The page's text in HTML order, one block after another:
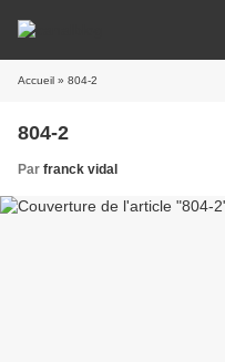
Accueil » 804-2
804-2
Par franck vidal